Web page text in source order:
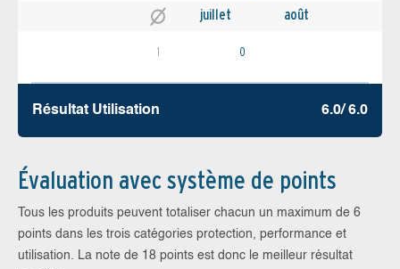
juillet août
1 0
Résultat Utilisation 6.0/ 6.0
Évaluation avec système de points
Tous les produits peuvent totaliser chacun un maximum de 6
points dans les trois catégories protection, performance et
utilisation. La note de 18 points est donc le meilleur résultat